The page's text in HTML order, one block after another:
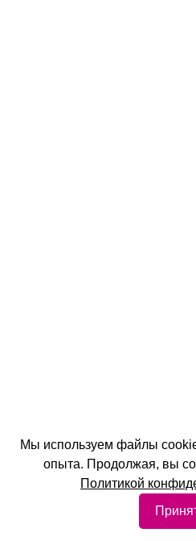
Мы используем файлы
опыта. Продолжая, вы
Политикой